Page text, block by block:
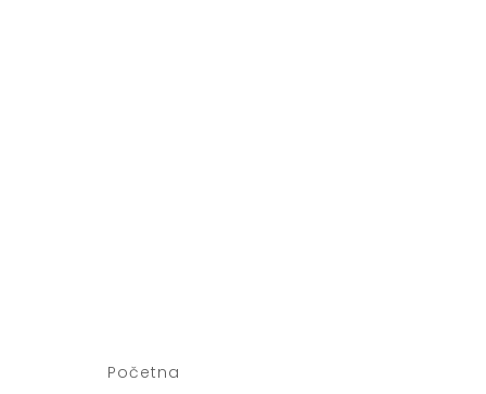
Početna